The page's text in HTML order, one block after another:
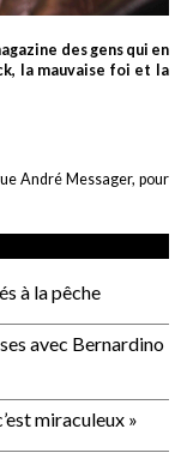
des gens qui en
la mauvaise foi et la
André Messager, pour
à la pêche
avec Bernardino
miraculeux »